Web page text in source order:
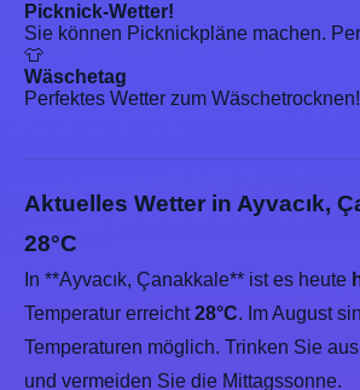
Picknick-Wetter!
Sie können Picknickpläne machen.
👕
Wäschetag
Perfektes Wetter zum Wäschetrocknen!
Aktuelles Wetter in Ayvacık,
28°C
In **Ayvacık, Çanakkale** ist es heute
Temperatur erreicht28°C. Im August
Temperaturen möglich. Trinken Sie
und vermeiden Sie die Mittagssonne.